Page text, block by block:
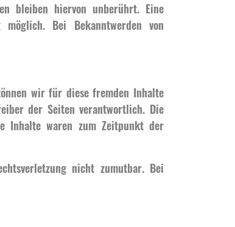
bleiben hiervon unberührt. Eine
Bei Bekanntwerden von
wir für diese fremden Inhalte
der Seiten verantwortlich. Die
Inhalte waren zum Zeitpunkt der
nicht zumutbar. Bei